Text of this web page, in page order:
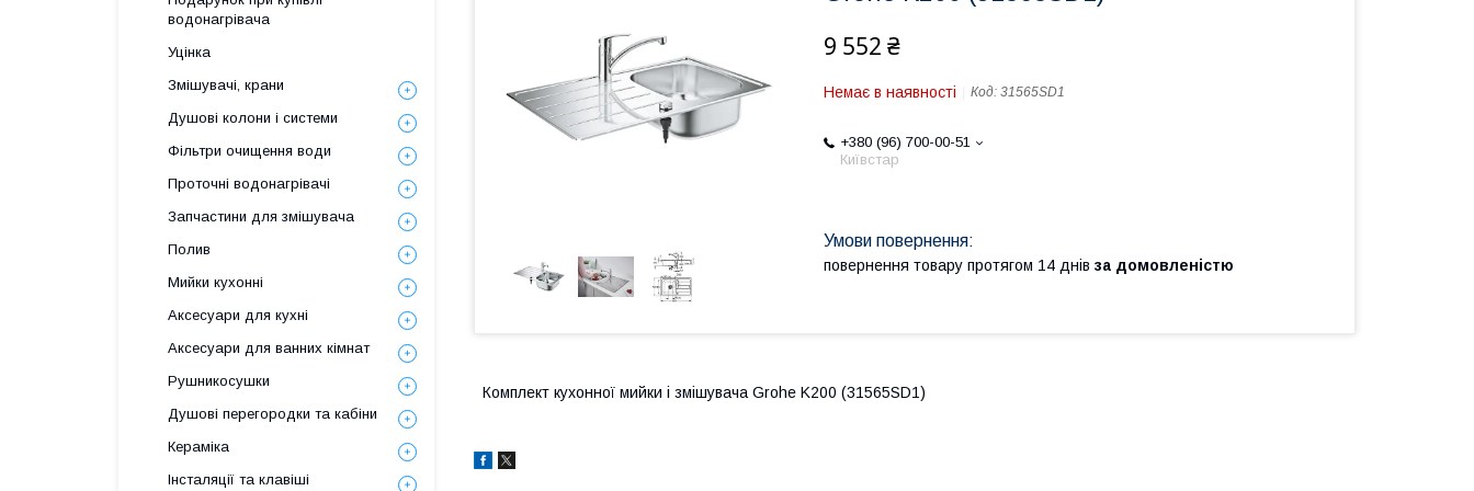
9 552 ₴
Немає в наявності Код: 31565SD1
+380 (96) 700-00-51
Київстар
повернення товару протягом 14 днів за домовленістю
Комплект кухонної мийки і змішувача Grohe K200 (31565SD1)
водонагрівача
Уцінка
Змішувачі, крани
Душові колони і системи
Фільтри очищення води
Проточні водонагрівачі
Запчастини для змішувача
Полив
Мийки кухонні
Аксесуари для кухні
Аксесуари для ванних кімнат
Рушникосушки
Душові перегородки та кабіни
Кераміка
Інсталяції та клавіші